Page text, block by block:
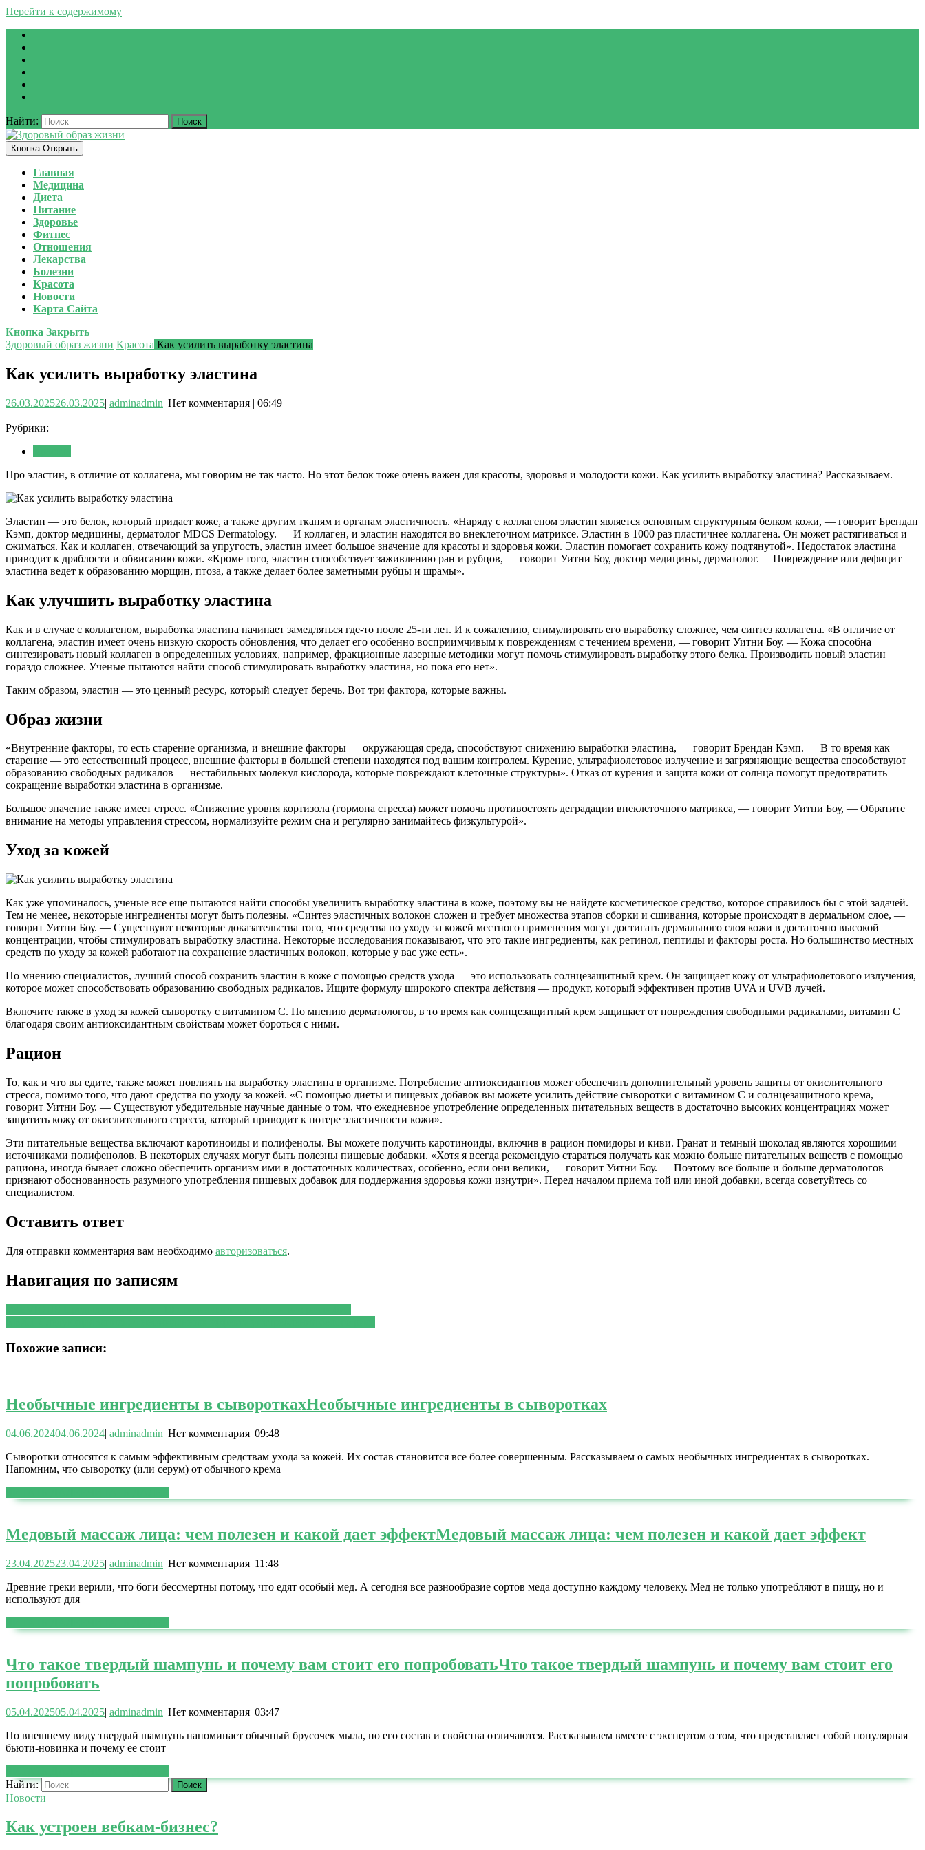
Перейти к содержимому
Найти:
Кнопка Открыть
Главная
Медицина
Диета
Питание
Здоровье
Фитнес
Отношения
Лекарства
Болезни
Красота
Новости
Карта Сайта
Кнопка Закрыть
Здоровый образ жизни Красота Как усилить выработку эластина
Как усилить выработку эластина
26.03.202526.03.2025| adminadmin| Нет комментария | 06:49
Рубрики:
Про эластин, в отличие от коллагена, мы говорим не так часто. Но этот белок тоже очень важен для красоты, здоровья и молодости кожи. Как усилить выработку эластина? Рассказываем.
Эластин — это белок, который придает коже, а также другим тканям и органам эластичность. «Наряду с коллагеном эластин является основным структурным белком кожи, — говорит Брендан
Кэмп, доктор медицины, дерматолог MDCS Dermatology. — И коллаген, и эластин находятся во внеклеточном матриксе. Эластин в 1000 раз пластичнее коллагена. Он может растягиваться и
сжиматься. Как и коллаген, отвечающий за упругость, эластин имеет большое значение для красоты и здоровья кожи. Эластин помогает сохранить кожу подтянутой». Недостаток эластина
приводит к дряблости и обвисанию кожи. «Кроме того, эластин способствует заживлению ран и рубцов, — говорит Уитни Боу, доктор медицины, дерматолог.— Повреждение или дефицит
эластина ведет к образованию морщин, птоза, а также делает более заметными рубцы и шрамы».
Как улучшить выработку эластина
Как и в случае с коллагеном, выработка эластина начинает замедляться где-то после 25-ти лет. И к сожалению, стимулировать его выработку сложнее, чем синтез коллагена. «В отличие от
коллагена, эластин имеет очень низкую скорость обновления, что делает его особенно восприимчивым к повреждениям с течением времени, — говорит Уитни Боу. — Кожа способна
синтезировать новый коллаген в определенных условиях, например, фракционные лазерные методики могут помочь стимулировать выработку этого белка. Производить новый эластин
гораздо сложнее. Ученые пытаются найти способ стимулировать выработку эластина, но пока его нет».
Таким образом, эластин — это ценный ресурс, который следует беречь. Вот три фактора, которые важны.
Образ жизни
«Внутренние факторы, то есть старение организма, и внешние факторы — окружающая среда, способствуют снижению выработки эластина, — говорит Брендан Кэмп. — В то время как
старение — это естественный процесс, внешние факторы в большей степени находятся под вашим контролем. Курение, ультрафиолетовое излучение и загрязняющие вещества способствуют
образованию свободных радикалов — нестабильных молекул кислорода, которые повреждают клеточные структуры». Отказ от курения и защита кожи от солнца помогут предотвратить
сокращение выработки эластина в организме.
Большое значение также имеет стресс. «Снижение уровня кортизола (гормона стресса) может помочь противостоять деградации внеклеточного матрикса, — говорит Уитни Боу, — Обратите
внимание на методы управления стрессом, нормализуйте режим сна и регулярно занимайтесь физкультурой».
Уход за кожей
Как уже упоминалось, ученые все еще пытаются найти способы увеличить выработку эластина в коже, поэтому вы не найдете косметическое средство, которое справилось бы с этой задачей.
Тем не менее, некоторые ингредиенты могут быть полезны. «Синтез эластичных волокон сложен и требует множества этапов сборки и сшивания, которые происходят в дермальном слое, —
говорит Уитни Боу. — Существуют некоторые доказательства того, что средства по уходу за кожей местного применения могут достигать дермального слоя кожи в достаточно высокой
концентрации, чтобы стимулировать выработку эластина. Некоторые исследования показывают, что это такие ингредиенты, как ретинол, пептиды и факторы роста. Но большинство местных
средств по уходу за кожей работают на сохранение эластичных волокон, которые у вас уже есть».
По мнению специалистов, лучший способ сохранить эластин в коже с помощью средств ухода — это использовать солнцезащитный крем. Он защищает кожу от ультрафиолетового излучения,
которое может способствовать образованию свободных радикалов. Ищите формулу широкого спектра действия — продукт, который эффективен против UVA и UVB лучей.
Включите также в уход за кожей сыворотку с витамином С. По мнению дерматологов, в то время как солнцезащитный крем защищает от повреждения свободными радикалами, витамин С
благодаря своим антиоксидантным свойствам может бороться с ними.
Рацион
То, как и что вы едите, также может повлиять на выработку эластина в организме. Потребление антиоксидантов может обеспечить дополнительный уровень защиты от окислительного
стресса, помимо того, что дают средства по уходу за кожей. «С помощью диеты и пищевых добавок вы можете усилить действие сыворотки с витамином С и солнцезащитного крема, —
говорит Уитни Боу. — Существуют убедительные научные данные о том, что ежедневное употребление определенных питательных веществ в достаточно высоких концентрациях может
защитить кожу от окислительного стресса, который приводит к потере эластичности кожи».
Эти питательные вещества включают каротиноиды и полифенолы. Вы можете получить каротиноиды, включив в рацион помидоры и киви. Гранат и темный шоколад являются хорошими
источниками полифенолов. В некоторых случаях могут быть полезны пищевые добавки. «Хотя я всегда рекомендую стараться получать как можно больше питательных веществ с помощью
рациона, иногда бывает сложно обеспечить организм ими в достаточных количествах, особенно, если они велики, — говорит Уитни Боу. — Поэтому все больше и больше дерматологов
признают обоснованность разумного употребления пищевых добавок для поддержания здоровья кожи изнутри». Перед началом приема той или иной добавки, всегда советуйтесь со
специалистом.
Оставить ответ
Для отправки комментария вам необходимо авторизоваться.
Навигация по записям
Похожие записи:
Необычные ингредиенты в сывороткахНеобычные ингредиенты в сыворотках
04.06.202404.06.2024| adminadmin| Нет комментария| 09:48
Сыворотки относятся к самым эффективным средствам ухода за кожей. Их состав становится все более совершенным. Рассказываем о самых необычных ингредиентах в сыворотках.
Напомним, что сыворотку (или серум) от обычного крема
Медовый массаж лица: чем полезен и какой дает эффектМедовый массаж лица: чем полезен и какой дает эффект
23.04.202523.04.2025| adminadmin| Нет комментария| 11:48
Древние греки верили, что боги бессмертны потому, что едят особый мед. А сегодня все разнообразие сортов меда доступно каждому человеку. Мед не только употребляют в пищу, но и
используют для
Что такое твердый шампунь и почему вам стоит его попробоватьЧто такое твердый шампунь и почему вам стоит его
попробовать
05.04.202505.04.2025| adminadmin| Нет комментария| 03:47
По внешнему виду твердый шампунь напоминает обычный брусочек мыла, но его состав и свойства отличаются. Рассказываем вместе с экспертом о том, что представляет собой популярная
бьюти-новинка и почему ее стоит
Найти:
Новости
Как устроен вебкам-бизнес?